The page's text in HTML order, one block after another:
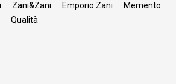
Zani&Zani Emporio Zani
Memento
Qualità